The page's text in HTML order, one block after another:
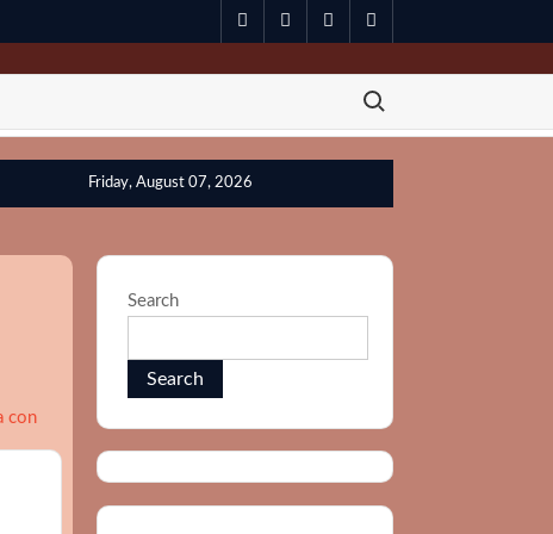
spotify twitter facebook
Search for:
Friday, August 07, 2026
Search
Search